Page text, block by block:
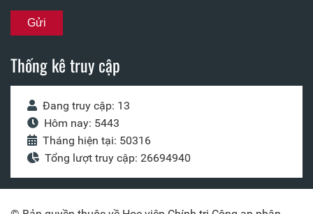
Thống kê truy cập
Đang truy cập: 13
Hôm nay: 5443
Tháng hiện tại: 50316
Tổng lượt truy cập: 26694940